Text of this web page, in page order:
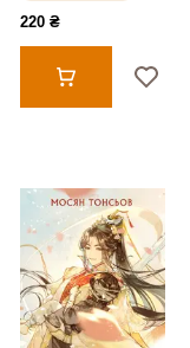
220 ₴